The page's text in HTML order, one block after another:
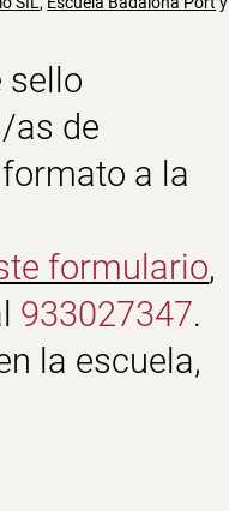
sello
as de
a la
formulario,
933027347.
la escuela,